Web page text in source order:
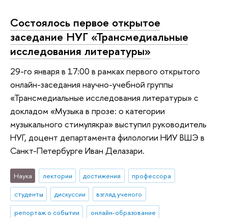
Состоялось первое открытое
заседание НУГ «Трансмедиальные
исследования литературы»
29-го января в 17:00 в рамках первого открытого
онлайн-заседания научно-учебной группы
«Трансмедиальные исследования литературы» с
докладом «Музыка в прозе: о категории
музыкального стимулякра» выступил руководитель
НУГ, доцент департамента филологии НИУ ВШЭ в
Санкт-Петербурге Иван Делазари.
Наука лектории достижения
профессора
студенты
дискуссии
взгляд ученого
репортаж о событии
онлайн-образование